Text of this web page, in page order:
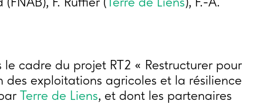
(FNAB), F. Ruffier ( Terre de Liens), F.-A.
le cadre du projet RT2 « Restructurer pour
des exploitations agricoles et la résilience
Terre de Liens, et dont les partenaires